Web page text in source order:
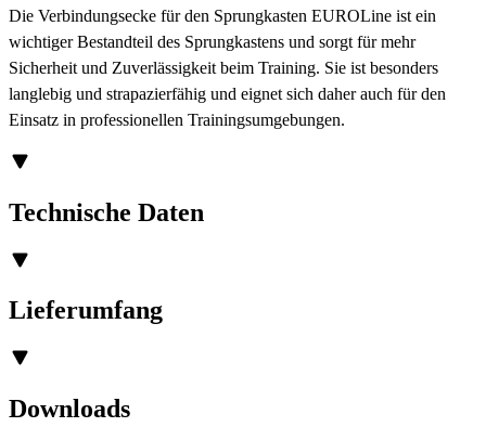
Die Verbindungsecke für den Sprungkasten EUROLine ist ein
wichtiger Bestandteil des Sprungkastens und sorgt für mehr
Sicherheit und Zuverlässigkeit beim Training. Sie ist besonders
langlebig und strapazierfähig und eignet sich daher auch für den
Einsatz in professionellen Trainingsumgebungen.
Technische Daten
Lieferumfang
Downloads